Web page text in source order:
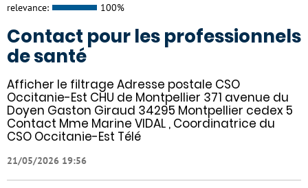
relevance: 100%
Contact pour les professionnels
de santé
Afficher le filtrage Adresse postale CSO
Occitanie-Est CHU de Montpellier 371 avenue du
Doyen Gaston Giraud 34295 Montpellier cedex 5
Contact Mme Marine VIDAL , Coordinatrice du
CSO Occitanie-Est Télé
21/05/2026 19:56